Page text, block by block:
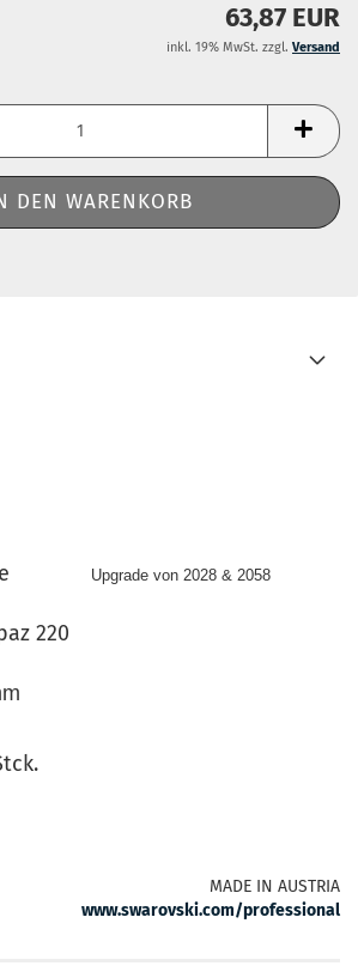
63,87 EUR
inkl. 19% MwSt. zzgl. Versand
Upgrade von 2028 & 2058
220
MADE IN AUSTRIA
www.swarovski.com/professional